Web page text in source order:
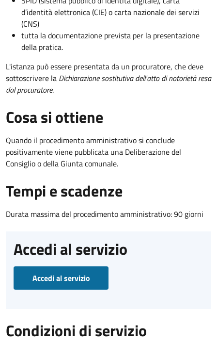
d’identità elettronica (CIE) o carta nazionale dei servizi
(CNS)
tutta la documentazione prevista per la presentazione
della pratica.
L'istanza può essere presentata da un procuratore, che deve
sottoscrivere la Dichiarazione sostitutiva dell'atto di notorietà resa
dal procuratore.
Cosa si ottiene
Quando il procedimento amministrativo si conclude
positivamente viene pubblicata una Deliberazione del
Consiglio o della Giunta comunale.
Tempi e scadenze
Durata massima del procedimento amministrativo: 90 giorni
Accedi al servizio
Accedi al servizio
Condizioni di servizio